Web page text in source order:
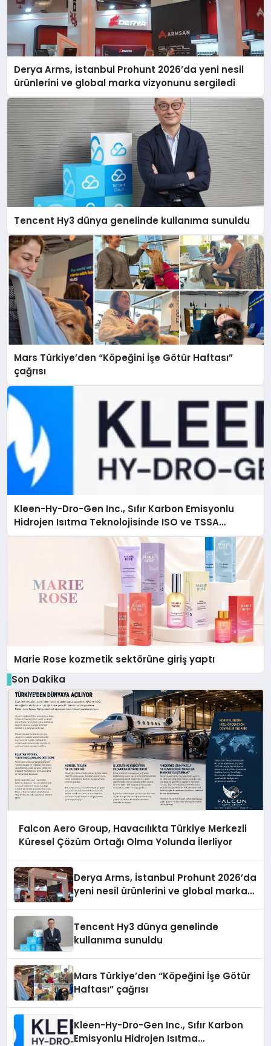
Derya Arms, İstanbul Prohunt 2026’da yeni nesil
ürünlerini ve global marka vizyonunu sergiledi
Tencent Hy3 dünya genelinde kullanıma sunuldu
Mars Türkiye’den “Köpeğini İşe Götür Haftası”
çağrısı
Kleen-Hy-Dro-Gen Inc., Sıfır Karbon Emisyonlu
Hidrojen Isıtma Teknolojisinde ISO ve TSSA
Düzenleyici Onaylarını Aldı
Marie Rose kozmetik sektörüne giriş yaptı
Son Dakika
Falcon Aero Group, Havacılıkta Türkiye Merkezli
Küresel Çözüm Ortağı Olma Yolunda İlerliyor
Derya Arms, İstanbul Prohunt 2026’da
yeni nesil ürünlerini ve global marka
Tencent Hy3 dünya genelinde
kullanıma sunuldu
Mars Türkiye’den “Köpeğini İşe Götür
Haftası” çağrısı
Kleen-Hy-Dro-Gen Inc., Sıfır Karbon
Emisyonlu Hidrojen Isıtma